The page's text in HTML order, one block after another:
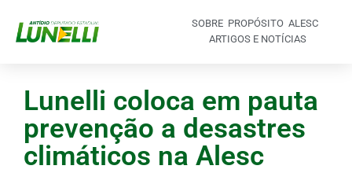
SOBRE PROPÓSITO ALESC
ARTIGOS E NOTÍCIAS
Lunelli coloca em pauta
prevenção a desastres
climáticos na Alesc